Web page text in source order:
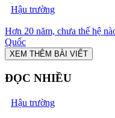
Hậu trường
Hơn 20 năm, chưa thế hệ
Quốc
XEM THÊM BÀI VIẾT
ĐỌC NHIỀU
Hậu trường